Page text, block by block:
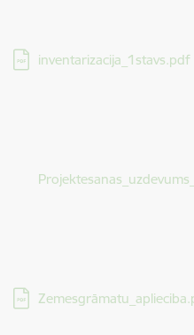
Lejupielādēt:
inventarizacija_1stavs.pdf
Lejupielādēt:
Lejupielādēt: